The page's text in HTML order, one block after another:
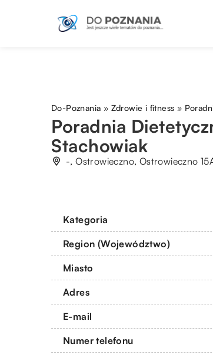
Do-Poznania » Zdrowie i fitness »
Poradnia
Stachowiak
-, Ostrowieczno, Ostrowieczno
Kategoria
Region (Województwo)
Miasto
Adres
E-mail
Numer telefonu